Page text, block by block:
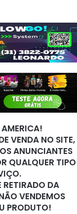
VENDA NO SITE,
ANUNCIANTES
QUALQUER TIPO
RETIRADO DA
VENDEMOS
PRODUTO!